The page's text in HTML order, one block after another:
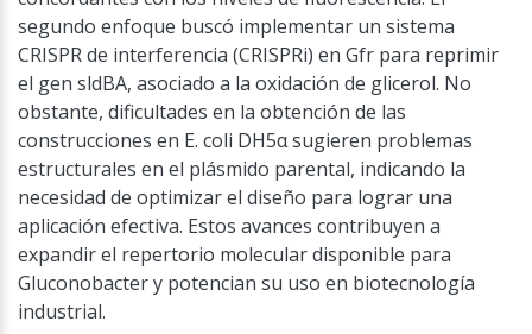
segundo enfoque buscó implementar un sistema
CRISPR de interferencia (CRISPRi) en Gfr para reprimir
el gen sldBA, asociado a la oxidación de glicerol. No
obstante, dificultades en la obtención de las
construcciones en E. coli DH5α sugieren problemas
estructurales en el plásmido parental, indicando la
necesidad de optimizar el diseño para lograr una
aplicación efectiva. Estos avances contribuyen a
expandir el repertorio molecular disponible para
Gluconobacter y potencian su uso en biotecnología
industrial.